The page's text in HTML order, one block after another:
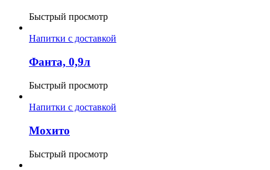
Быстрый просмотр
Напитки с доставкой
Фанта, 0,9л
Быстрый просмотр
Напитки с доставкой
Мохито
Быстрый просмотр